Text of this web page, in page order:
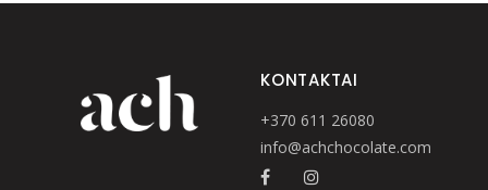
KONTAKTAI
+370 611 26080
info@achchocolate.com